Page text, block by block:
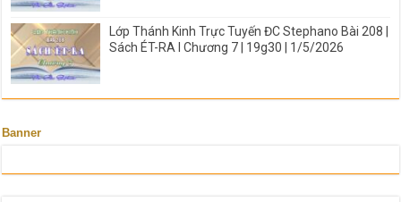
Lớp Thánh Kinh Trực Tuyến ĐC Stephano Bài 208 |
Sách ÉT-RA I Chương 7 | 19g30 | 1/5/2026
Banner